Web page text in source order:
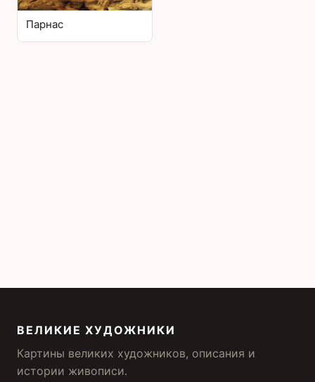
Парнас
ВЕЛИКИЕ ХУДОЖНИКИ
Картины великих художников, описания и
истории живописи.